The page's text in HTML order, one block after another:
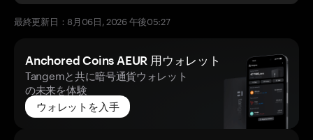
最終更新日：8月06日, 2026 午後05:27
Anchored Coins AEUR 用ウォレット
Tangemと共に暗号通貨ウォレット
の未来を体験
ウォレットを入手